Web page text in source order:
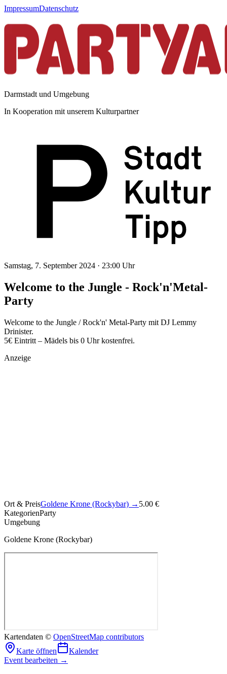
ImpressumDatenschutz
Darmstadt und Umgebung
In Kooperation mit unserem Kulturpartner
Samstag, 7. September 2024 · 23:00 Uhr
Welcome to the Jungle - Rock'n'Metal-
Party
Welcome to the Jungle / Rock'n' Metal-Party mit DJ Lemmy
Drinister.
5€ Eintritt – Mädels bis 0 Uhr kostenfrei.
Anzeige
Ort & PreisGoldene Krone (Rockybar) → 5.00 €
KategorienParty
Umgebung
Goldene Krone (Rockybar)
Kartendaten © OpenStreetMap contributors
Karte öffnen
Kalender
Event bearbeiten →